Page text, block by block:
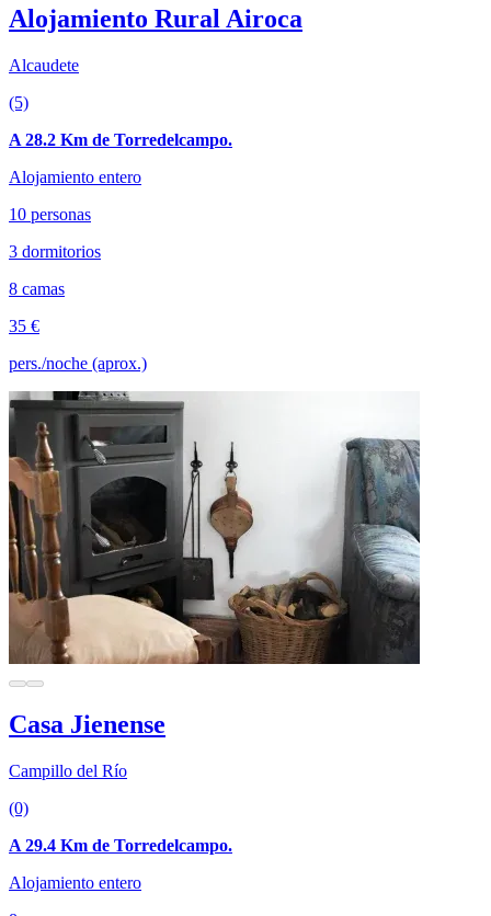
Alojamiento Rural Airoca
Alcaudete
(5)
A 28.2 Km de Torredelcampo.
Alojamiento entero
10 personas
3 dormitorios
8 camas
35 €
pers./noche (aprox.)
Casa Jienense
Campillo del Río
(0)
A 29.4 Km de Torredelcampo.
Alojamiento entero